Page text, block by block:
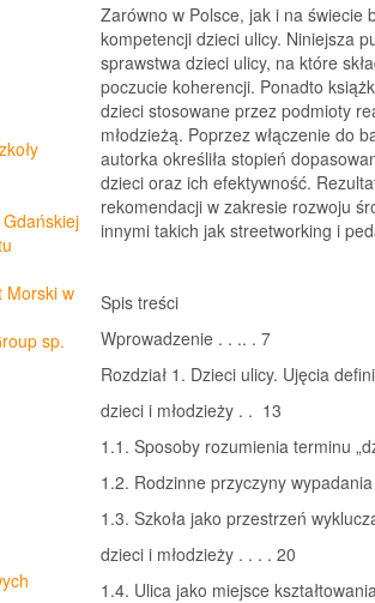
Morski w
sp.
Zarówno w Polsce, jak i na świecie
kompetencji dzieci ulicy. Niniejsza
sprawstwa dzieci ulicy, na które
poczucie koherencji. Ponadto
dzieci stosowane przez podmioty
młodzieżą. Poprzez włączenie do
autorka określiła stopień
dzieci oraz ich efektywność.
rekomendacji w zakresie rozwoju
innymi takich jak streetworking i
Spis treści
Wprowadzenie . . .. . 7
Rozdział 1. Dzieci ulicy. Ujęcia
dzieci i młodzieży . . 13
1.1. Sposoby rozumienia terminu
1.2. Rodzinne przyczyny
1.3. Szkoła jako przestrzeń
dzieci i młodzieży . . . . 20
1.4. Ulica jako miejsce